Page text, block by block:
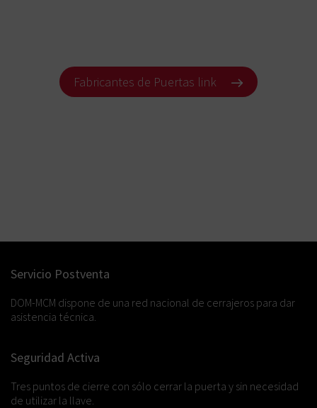
Fabricantes de Puertas link
Servicio Postventa
DOM-MCM dispone de una red nacional de cerrajeros para dar
asistencia técnica.
Seguridad Activa
Tres puntos de cierre con sólo cerrar la puerta y sin necesidad
de utilizar la llave.